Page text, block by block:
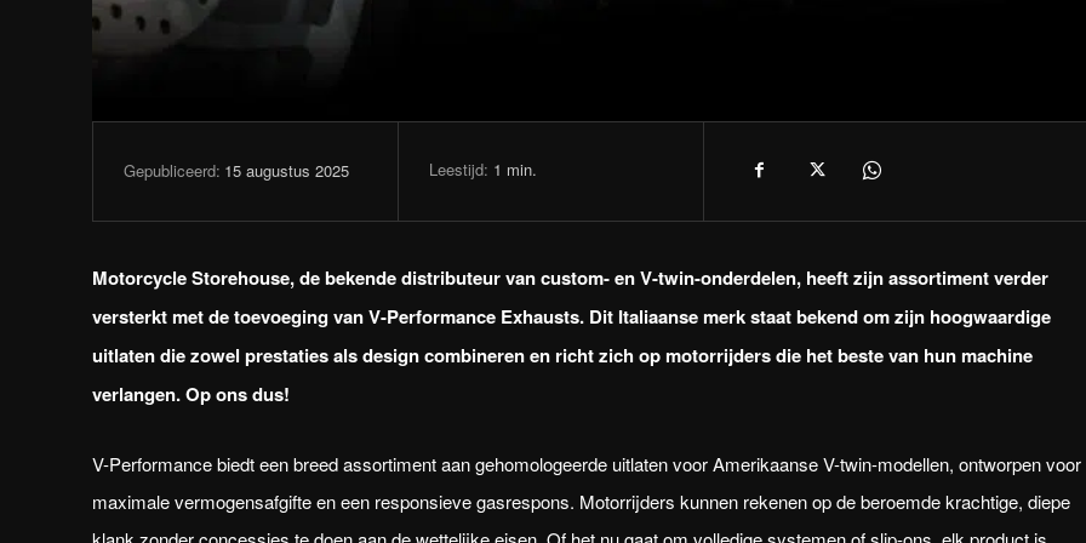
Gepubliceerd: 15 augustus 2025 Leestijd: 1 min.
Motorcycle Storehouse, de bekende distributeur van custom- en V-twin-onderdelen, heeft zijn assortiment verder
versterkt met de toevoeging van V-Performance Exhausts. Dit Italiaanse merk staat bekend om zijn hoogwaardige
uitlaten die zowel prestaties als design combineren en richt zich op motorrijders die het beste van hun machine
verlangen. Op ons dus!
V-Performance biedt een breed assortiment aan gehomologeerde uitlaten voor Amerikaanse V-twin-modellen, ontworpen voor
maximale vermogensafgifte en een responsieve gasrespons. Motorrijders kunnen rekenen op de beroemde krachtige, diepe